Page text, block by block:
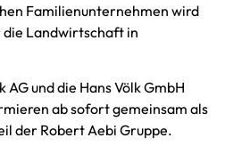
Oberpfalz
Familienunternehmen wird
Landwirtschaft in
und die Hans Völk GmbH
ab sofort gemeinsam als
der Robert Aebi Gruppe.